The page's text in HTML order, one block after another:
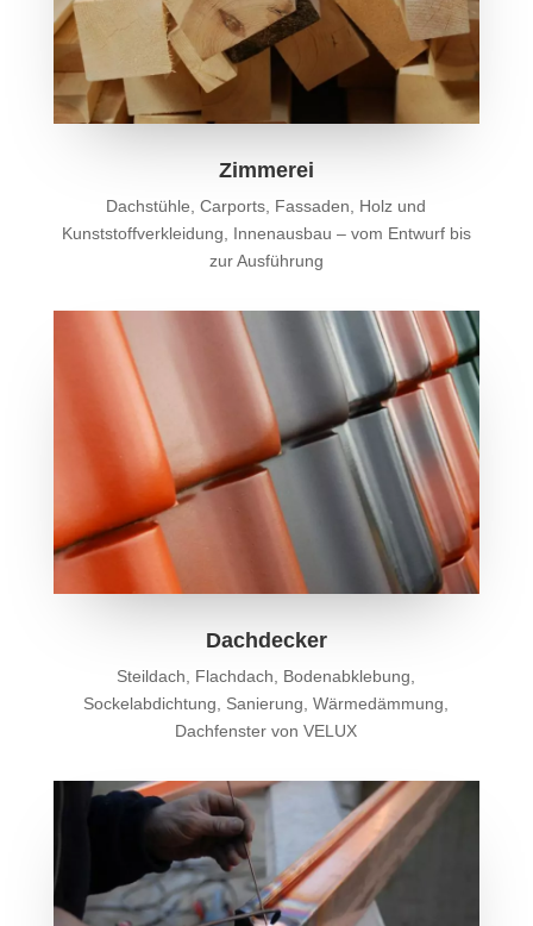
Zimmerei
Dachstühle, Carports, Fassaden, Holz und
Kunststoffverkleidung, Innenausbau – vom Entwurf bis
zur Ausführung
Dachdecker
Steildach, Flachdach, Bodenabklebung,
Sockelabdichtung, Sanierung, Wärmedämmung,
Dachfenster von VELUX